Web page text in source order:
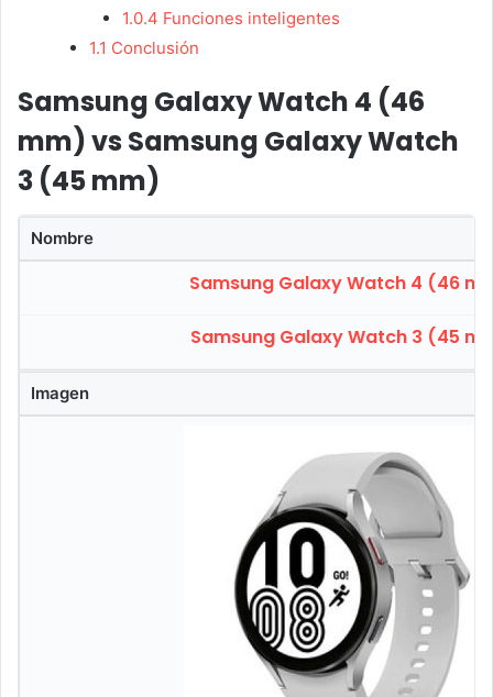
1.0.4 Funciones inteligentes
1.1 Conclusión
Samsung Galaxy Watch 4 (46
mm) vs Samsung Galaxy Watch
3 (45 mm)
Nombre
Samsung Galaxy Watch 4 (46
Samsung Galaxy Watch 3 (45
Imagen